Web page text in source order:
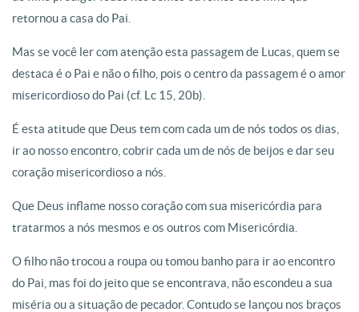
retornou a casa do Pai.
Mas se você ler com atenção esta passagem de Lucas, quem se
destaca é o Pai e não o filho, pois o centro da passagem é o amor
misericordioso do Pai (cf. Lc 15, 20b).
É esta atitude que Deus tem com cada um de nós todos os dias,
ir ao nosso encontro, cobrir cada um de nós de beijos e dar seu
coração misericordioso a nós.
Que Deus inflame nosso coração com sua misericórdia para
tratarmos a nós mesmos e os outros com Misericórdia.
O filho não trocou a roupa ou tomou banho para ir ao encontro
do Pai, mas foi do jeito que se encontrava, não escondeu a sua
miséria ou a situação de pecador. Contudo se lançou nos braços